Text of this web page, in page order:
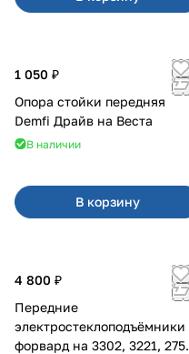
1 050 ₽
Опора стойки передняя
Demfi Драйв на Веста
В наличии
В корзину
4 800 ₽
Передние
электростеклоподъёмники
форвард на 3302, 3221, 2752,